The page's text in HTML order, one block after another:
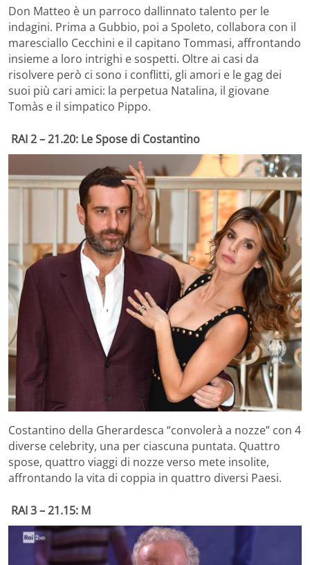
Don Matteo è un parroco dallinnato talento per le
indagini. Prima a Gubbio, poi a Spoleto, collabora con il
maresciallo Cecchini e il capitano Tommasi, affrontando
insieme a loro intrighi e sospetti. Oltre ai casi da
risolvere però ci sono i conflitti, gli amori e le gag dei
suoi più cari amici: la perpetua Natalina, il giovane
Tomàs e il simpatico Pippo.
RAI 2 – 21.20: Le Spose di Costantino
Costantino della Gherardesca “convolerà a nozze” con 4
diverse celebrity, una per ciascuna puntata. Quattro
spose, quattro viaggi di nozze verso mete insolite,
affrontando la vita di coppia in quattro diversi Paesi.
RAI 3 – 21.15: M